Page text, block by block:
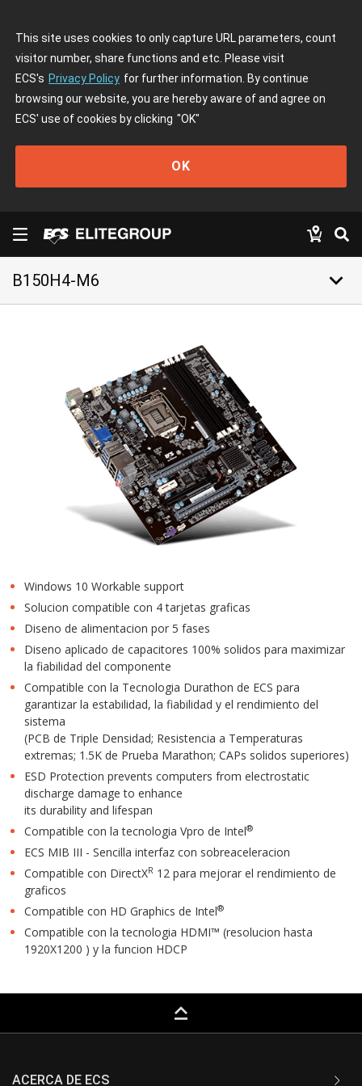
This site uses cookies to only capture URL parameters, count
visitor number, share functions and etc. Please visit
ECS's Privacy Policy for further information. By continue
browsing our website, you are hereby aware of and agree on
ECS' use of cookies by clicking "OK"
OK
B150H4-M6 keyboard_arrow_down
Windows 10 Workable support
Solucion compatible con 4 tarjetas graficas
Diseno de alimentacion por 5 fases
Diseno aplicado de capacitores 100% solidos para maximizar
la fiabilidad del componente
Compatible con la Tecnologia Durathon de ECS para
garantizar la estabilidad, la fiabilidad y el rendimiento del
sistema
(PCB de Triple Densidad; Resistencia a Temperaturas
extremas; 1.5K de Prueba Marathon; CAPs solidos superiores)
ESD Protection prevents computers from electrostatic
discharge damage to enhance
its durability and lifespan
Compatible con la tecnologia Vpro de Intel®
ECS MIB III - Sencilla interfaz con sobreaceleracion
Compatible con DirectXR 12 para mejorar el rendimiento de
graficos
Compatible con HD Graphics de Intel®
Compatible con la tecnologia HDMI™ (resolucion hasta
1920X1200 ) y la funcion HDCP
keyboard_capslock
ACERCA DE ECS